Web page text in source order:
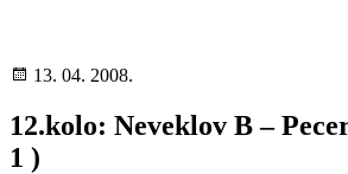
13. 04. 2008.
12.kolo: Neveklov B –
1 )